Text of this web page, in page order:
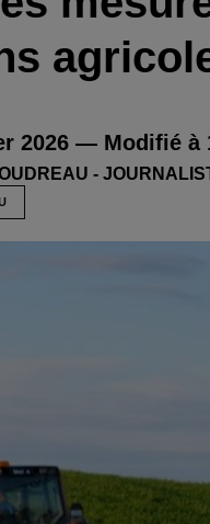
2026 — Modifié à
-